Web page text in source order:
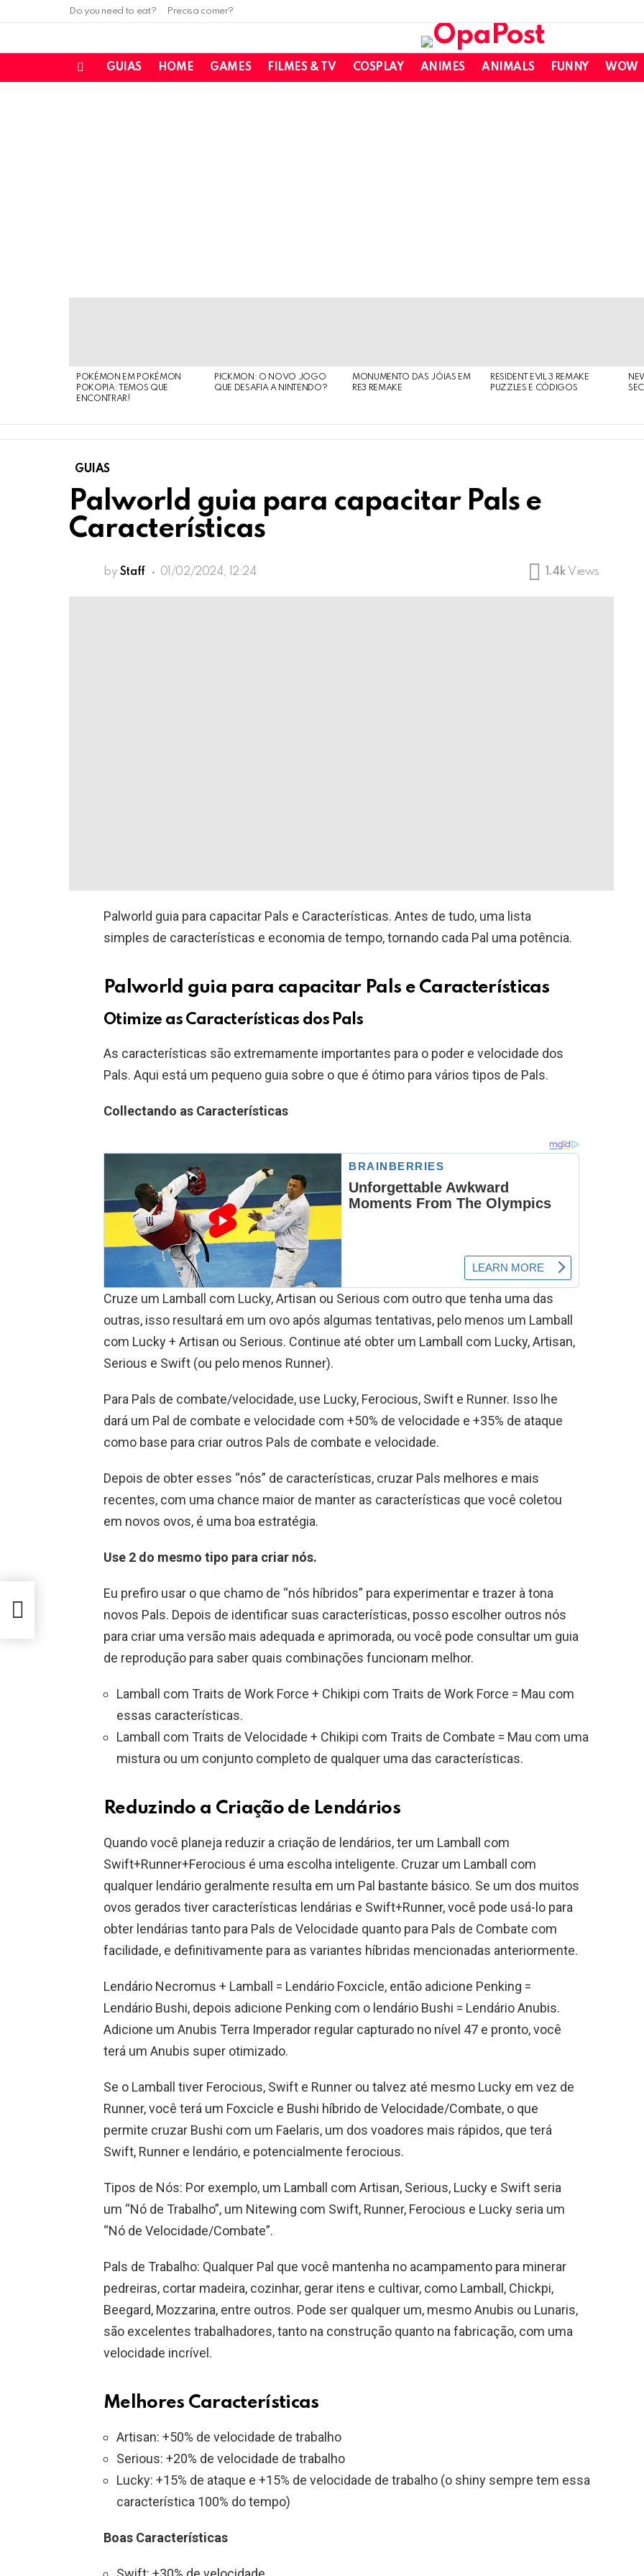
Do you need to eat? Precisa comer?
GUIAS HOME GAMES FILMES & TV COSPLAY ANIMES ANIMALS FUNNY WOW
POKÉMON EM POKÉMON
POKOPIA: TEMOS QUE
ENCONTRAR!
PICKMON: O NOVO JOGO
QUE DESAFIA A NINTENDO?
MONUMENTO DAS JÓIAS EM
RE3 REMAKE
RESIDENT EVIL 3 REMAKE
PUZZLES E CÓDIGOS
GUIAS
Palworld guia para capacitar Pals e
Características
by Staff 01/02/2024, 12:24 1.4k Views
Palworld guia para capacitar Pals e Características. Antes de tudo, uma lista
simples de características e economia de tempo, tornando cada Pal uma potência.
Palworld guia para capacitar Pals e Características
Otimize as Características dos Pals
As características são extremamente importantes para o poder e velocidade dos
Pals. Aqui está um pequeno guia sobre o que é ótimo para vários tipos de Pals.
Collectando as Características
Cruze um Lamball com Lucky, Artisan ou Serious com outro que tenha uma das
outras, isso resultará em um ovo após algumas tentativas, pelo menos um Lamball
com Lucky + Artisan ou Serious. Continue até obter um Lamball com Lucky, Artisan,
Serious e Swift (ou pelo menos Runner).
Para Pals de combate/velocidade, use Lucky, Ferocious, Swift e Runner. Isso lhe
dará um Pal de combate e velocidade com +50% de velocidade e +35% de ataque
como base para criar outros Pals de combate e velocidade.
Depois de obter esses “nós” de características, cruzar Pals melhores e mais
recentes, com uma chance maior de manter as características que você coletou
em novos ovos, é uma boa estratégia.
Use 2 do mesmo tipo para criar nós.
Eu prefiro usar o que chamo de “nós híbridos” para experimentar e trazer à tona
novos Pals. Depois de identificar suas características, posso escolher outros nós
para criar uma versão mais adequada e aprimorada, ou você pode consultar um guia
de reprodução para saber quais combinações funcionam melhor.
Lamball com Traits de Work Force + Chikipi com Traits de Work Force = Mau com
essas características.
Lamball com Traits de Velocidade + Chikipi com Traits de Combate = Mau com uma
mistura ou um conjunto completo de qualquer uma das características.
Reduzindo a Criação de Lendários
Quando você planeja reduzir a criação de lendários, ter um Lamball com
Swift+Runner+Ferocious é uma escolha inteligente. Cruzar um Lamball com
qualquer lendário geralmente resulta em um Pal bastante básico. Se um dos muitos
ovos gerados tiver características lendárias e Swift+Runner, você pode usá-lo para
obter lendárias tanto para Pals de Velocidade quanto para Pals de Combate com
facilidade, e definitivamente para as variantes híbridas mencionadas anteriormente.
Lendário Necromus + Lamball = Lendário Foxcicle, então adicione Penking =
Lendário Bushi, depois adicione Penking com o lendário Bushi = Lendário Anubis.
Adicione um Anubis Terra Imperador regular capturado no nível 47 e pronto, você
terá um Anubis super otimizado.
Se o Lamball tiver Ferocious, Swift e Runner ou talvez até mesmo Lucky em vez de
Runner, você terá um Foxcicle e Bushi híbrido de Velocidade/Combate, o que
permite cruzar Bushi com um Faelaris, um dos voadores mais rápidos, que terá
Swift, Runner e lendário, e potencialmente ferocious.
Tipos de Nós: Por exemplo, um Lamball com Artisan, Serious, Lucky e Swift seria
um “Nó de Trabalho”, um Nitewing com Swift, Runner, Ferocious e Lucky seria um
“Nó de Velocidade/Combate”.
Pals de Trabalho: Qualquer Pal que você mantenha no acampamento para minerar
pedreiras, cortar madeira, cozinhar, gerar itens e cultivar, como Lamball, Chickpi,
Beegard, Mozzarina, entre outros. Pode ser qualquer um, mesmo Anubis ou Lunaris,
são excelentes trabalhadores, tanto na construção quanto na fabricação, com uma
velocidade incrível.
Melhores Características
Artisan: +50% de velocidade de trabalho
Serious: +20% de velocidade de trabalho
Lucky: +15% de ataque e +15% de velocidade de trabalho (o shiny sempre tem essa
característica 100% do tempo)
Boas Características